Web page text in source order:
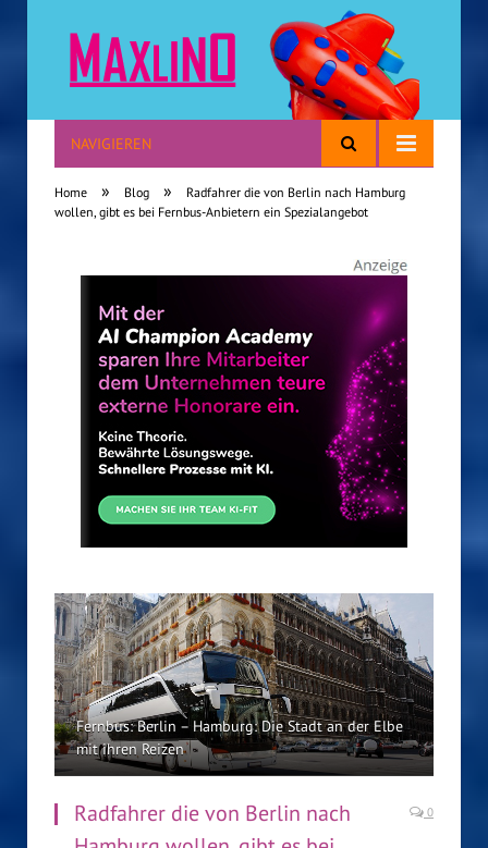
Reisen mit Kindern
NAVIGIEREN
Home » Blog »
Radfahrer die von Berlin nach Hamburg
wollen, gibt es bei Fernbus-Anbietern ein Spezialangebot
Fernbus: Berlin – Hamburg: Die Stadt an der Elbe
mit ihren Reizen
Radfahrer die von Berlin nach
0